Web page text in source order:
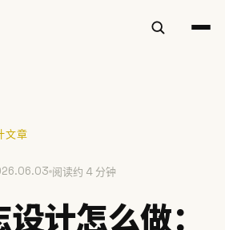
标志设计 包装设计
文章
阅读约 4 分钟
计怎么做：